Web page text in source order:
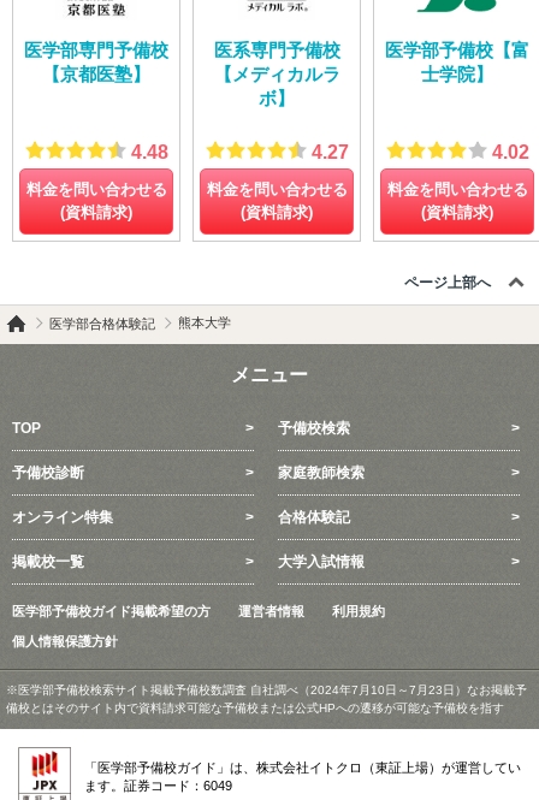
医学部専門予備校
【京都医塾】
4.48
料金を問い合わせる
(資料請求)
医系専門予備校
【メディカルラ
ボ】
4.27
料金を問い合わせる
(資料請求)
医学部予備校【富
士学院】
4.02
料金を問い合わせる
(資料請求)
ページ上部へ
医学部合格体験記 熊本大学
メニュー
TOP 予備校検索
予備校診断 家庭教師検索
オンライン特集 合格体験記
掲載校一覧 大学入試情報
医学部予備校ガイド掲載希望の方 運営者情報 利用規約
個人情報保護方針
※医学部予備校検索サイト掲載予備校数調査 自社調べ（2024年7月10日～7月23日）なお掲載予
備校とはそのサイト内で資料請求可能な予備校または公式HPへの遷移が可能な予備校を指す
「医学部予備校ガイド」は、株式会社イトクロ（東証上場）が運営してい
ます。証券コード：6049